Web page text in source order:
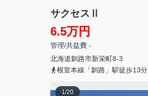
サクセスⅡ
6.5万円
管理/共益費 -
北海道釧路市新栄町8-3
根室本線「釧路」駅徒歩13分
1/20